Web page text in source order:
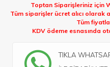
Toptan Siparişleriniz için
Tüm siparişler ücret alıcı olarak
Tüm
KDV ödeme esnasında
TIKLA